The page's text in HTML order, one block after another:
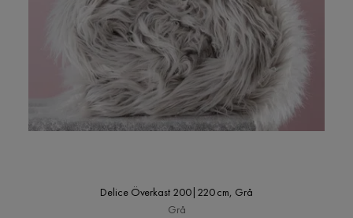
Delice Överkast 200|220 cm, Grå
Grå